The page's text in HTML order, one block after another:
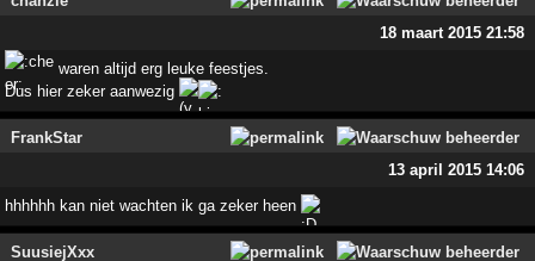
18 maart 2015 21:58
waren altijd erg leuke feestjes.
Dus hier zeker aanwezig
FrankStar
13 april 2015 14:06
hhhhhh kan niet wachten ik ga zeker heen
SuusiejXxx